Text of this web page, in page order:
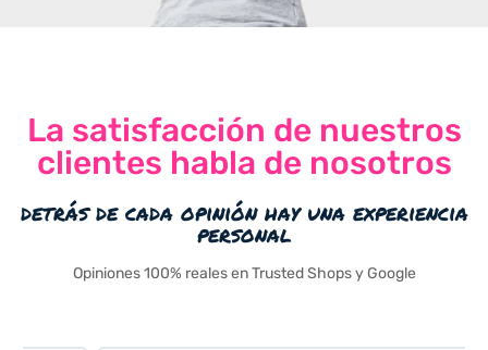
La satisfacción de nuestros
clientes habla de nosotros
detrás de cada opinión hay una experiencia
personal
Opiniones 100% reales en Trusted Shops y Google